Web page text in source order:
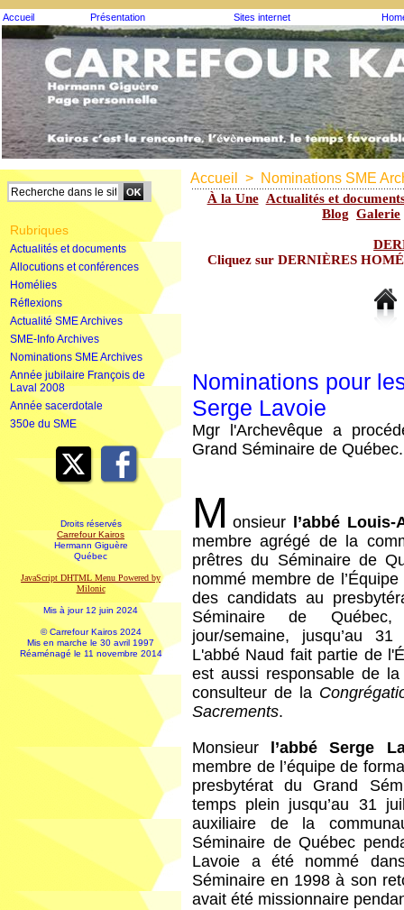
Accueil Présentation Sites internet
Rubriques
Actualités et documents
Allocutions et conférences
Homélies
Réflexions
Actualité SME Archives
SME-Info Archives
Nominations SME Archives
Année jubilaire François de
Laval 2008
Année sacerdotale
350e du SME
Droits réservés
Carrefour Kairos
Hermann Giguère
Québec
JavaScript DHTML Menu Powered by
Milonic
Mis à jour 12 juin 2024
© Carrefour Kairos 2024
Mis en marche le 30 avril 1997
Réaménagé le 11 novembre 2014
Accueil > Nominations SME
À la Une Actualités et
Blog Galerie
Cliquez sur DERNIÈRES
Nominations pour
Serge Lavoie
Mgr l'Archevêque a
Grand Séminaire de Québec.
M onsieur
l’abbé
membre agrégé de la
prêtres du Séminaire de
nommé membre de
des candidats au
Séminaire de
jour/semaine, jusqu’au
L'abbé Naud fait partie de
est aussi responsable de
consulteur de la
Sacrements.
Monsieur
l’abbé Serge
membre de l’équipe de
presbytérat du Grand
temps plein jusqu’au 31
auxiliaire de la
Séminaire de Québec
Lavoie a été nommé
Séminaire en 1998 à son
avait été missionnaire